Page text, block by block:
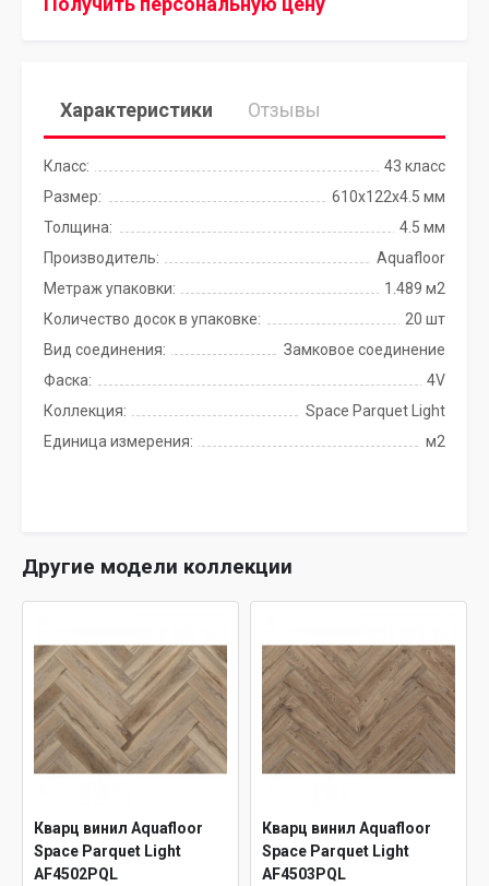
Характеристики Отзывы
Класс:
43 класс
Размер:
610x122x4.5 мм
Толщина:
4.5 мм
Производитель:
Aquafloor
Метраж упаковки:
1.489 м2
Количество досок в упаковке:
20 шт
Вид соединения:
Замковое соединение
Фаска:
4V
Коллекция:
Space Parquet Light
Единица измерения:
м2
Другие модели коллекции
Кварц винил Aquafloor
Space Parquet Light
AF4502PQL
Кварц винил Aquafloor
Space Parquet Light
AF4503PQL